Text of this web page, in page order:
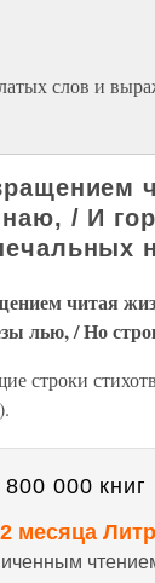
слов и
/ И
читая
лью, / Но
строки
000 книг
2 месяца